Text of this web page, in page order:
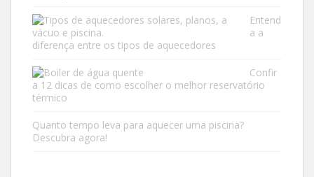
Entend
a a
diferença entre os tipos de aquecedores
Confir
a 12 dicas de como escolher o melhor reservatório
térmico
Quanto tempo leva para aquecer uma piscina?
Descubra agora!